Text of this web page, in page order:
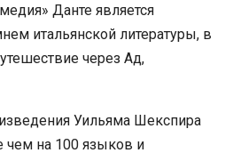
Данте является
итальянской литературы, в
через Ад,
Уильяма Шекспира
чем на 100 языков и